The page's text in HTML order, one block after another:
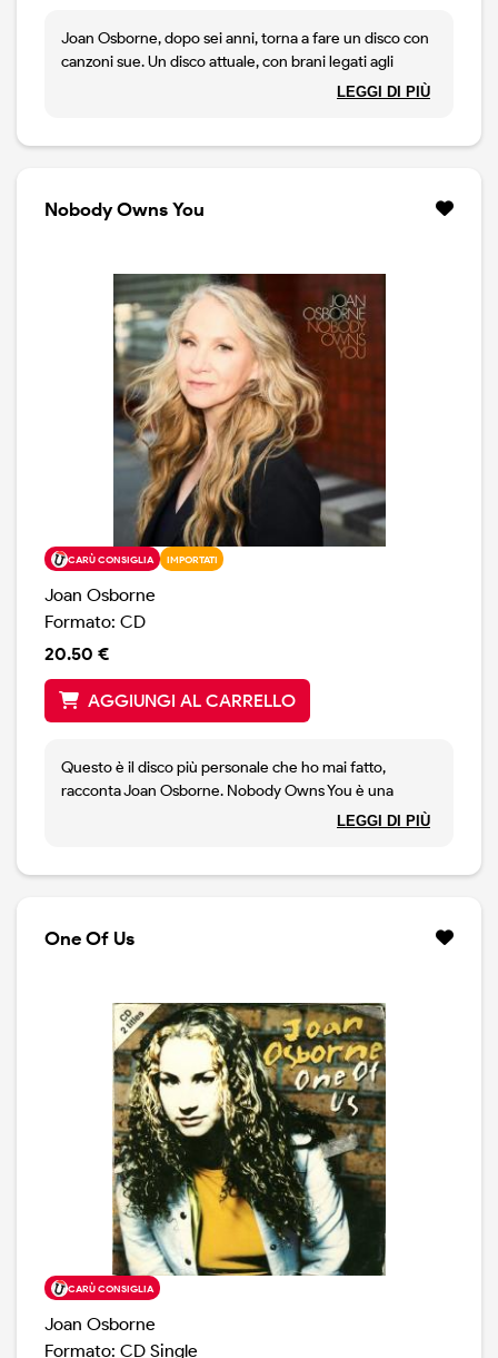
Joan Osborne, dopo sei anni, torna a fare un disco con
canzoni sue. Un disco attuale, con brani legati agli
avvenimenti del momento, come What's That You Say,
attuali. Canzoni come Take It Any Way I Can Get It,
Hands Off, Never Get Tired ( Of Loving You), Boy
LEGGI DI PIÙ
Nobody Owns You
CARÙ CONSIGLIA IMPORTATI
Joan Osborne
Formato: CD
20.50 €
AGGIUNGI AL CARRELLO
Questo è il disco più personale che ho mai fatto,
racconta Joan Osborne. Nobody Owns You è una
raccolta unica di dodici canzoni contemplative che
includono alcuni brani scritti assieme al produttore Ben
poetici sono sostenuti da sonorità roots, che vanno
dalla chitarra banjo di Rice, alla steel guitar di Cindy
Cashdollar, al pianoforte e all'organo di Dave Sherman,
alla chitarra di Jack Petruzzelli.
LEGGI DI PIÙ
One Of Us
CARÙ CONSIGLIA
Joan Osborne
Formato: CD Single